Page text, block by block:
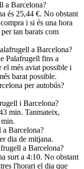
a Barcelona?
és 25,44 €. No obstant
i si és una hora
tan barats com
a Barcelona?
Palafrugell fins a
el més aviat possible i
barat possible.
per autobús?
i Barcelona?
min. Tanmateix,
a Barcelona?
dia de mitjana.
a Barcelona?
surt a 4:10. No obstant
l'horari el dia que